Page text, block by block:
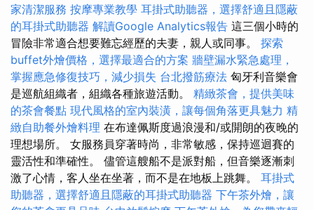
家清潔服務 按摩專業教學 耳掛式助聽器，選擇舒適且隱蔽
的耳掛式助聽器 解讀Google Analytics報告 這三個小時的
冒險非常適合想要難忘經歷的夫妻，親人或同事。 探索
buffet外燴價格，選擇最適合的方案 牆壁漏水緊急處理，
掌握應急修復技巧，減少損失 台北撥筋療法 匈牙利音樂會
是巡航組織者，組織各種旅遊活動。 精緻茶會，提供美味
的茶會餐點 現代風格的室內裝潢，讓每個角落更具魅力 精
緻自助餐外燴料理 在布達佩斯度過浪漫和/或開朗的夜晚的
理想場所。 女服務員穿著時尚，非常敏感，保持巡迴賽的
靈活性和準確性。 儘管這艘船不是派對船，但音樂逐漸刺
激了心情，客人坐在坐著，而不是在地板上跳舞。 耳掛式
助聽器，選擇舒適且隱蔽的耳掛式助聽器 下午茶外燴，讓